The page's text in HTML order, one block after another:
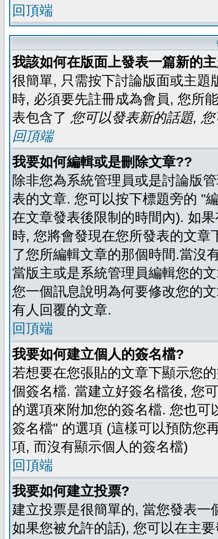
回頂端
我該如何在版面上發表一篇新的
很簡單, 只需按下討論版面或主
時, 必須要先註冊成為會員, 您所
表包含了 您可以發表新的話題,
回頂端
我要如何編輯或是刪除文章??
除非您為系統管理員或是討論版
表的文章. 您可以按下標題旁的 "
在文章發表後限制的時間內). 如
時, 您將會發現在您所發表的文
了您所編輯文章的那個時間.當沒
當版主或是系統管理員編輯您的
您一個訊息說明為何要修改您的
有人回覆的文章.
回頂端
我要如何建立個人的簽名檔?
若想要在您張貼的文章下顯示您
個簽名檔. 當建立好簽名檔後, 您
的選項來附加您的簽名檔. 您也
簽名檔" 的選項 (這樣可以預防您
項, 而沒有顯示個人的簽名檔)
回頂端
我要如何建立投票?
建立投票是很簡單的, 當您發表
如果您被允許的話), 您可以在主